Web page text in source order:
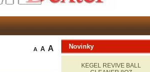
Novinky
KEGEL REVIVE BALL
A A A